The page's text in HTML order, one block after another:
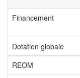
Financement
Dotation globale
REOM